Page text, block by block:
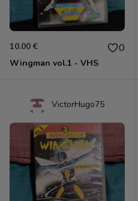
10.00 € 0
Wingman vol.1 - VHS
VictorHugo75